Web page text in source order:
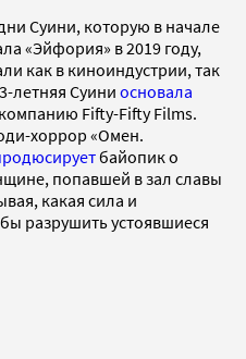
Суини, которую в начале
«Эйфория» в 2019 году,
как в киноиндустрии, так
летняя Суини основала
Fifty-Fifty Films.
хоррор «Омен.
байопик о
попавшей в зал славы
какая сила и
разрушить устоявшиеся